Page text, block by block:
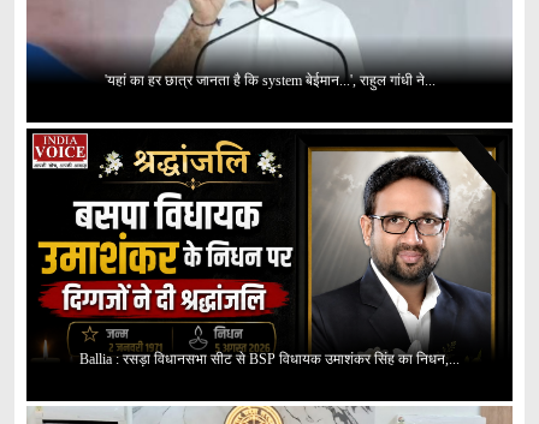
'यहां का हर छात्र जानता है कि system बेईमान...', राहुल गांधी ने...
Ballia : रसड़ा विधानसभा सीट से BSP विधायक उमाशंकर सिंह का निधन,...